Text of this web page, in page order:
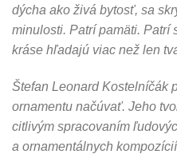
dýcha ako živá bytosť, sa
minulosti. Patrí pamäti. Patrí
kráse hľadajú viac než len
Štefan Leonard Kostelníčák
ornamentu načúvať. Jeho
citlivým spracovaním
a ornamentálnych